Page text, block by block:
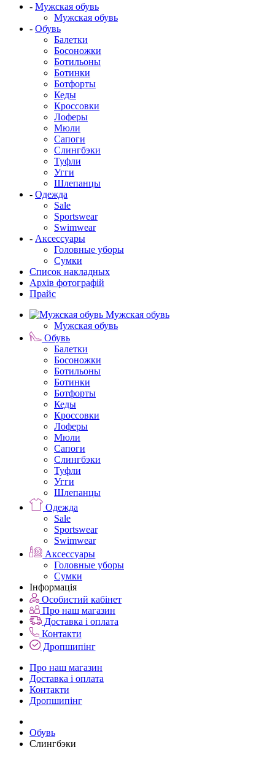
- Мужская обувь
Мужская обувь
- Обувь
Балетки
Босоножки
Ботильоны
Ботинки
Ботфорты
Кеды
Кроссовки
Лоферы
Мюли
Сапоги
Слингбэки
Туфли
Угги
Шлепанцы
- Одежда
Sale
Sportswear
Swimwear
- Аксессуары
Головные уборы
Сумки
Список накладных
Архів фотографій
Прайс
Мужская обувь
Мужская обувь
Обувь
Балетки
Босоножки
Ботильоны
Ботинки
Ботфорты
Кеды
Кроссовки
Лоферы
Мюли
Сапоги
Слингбэки
Туфли
Угги
Шлепанцы
Одежда
Sale
Sportswear
Swimwear
Аксессуары
Головные уборы
Сумки
Інформація
Особистий кабінет
Про наш магазин
Доставка і оплата
Контакти
Дропшипінг
Про наш магазин
Доставка і оплата
Контакти
Дропшипінг
Обувь
Слингбэки